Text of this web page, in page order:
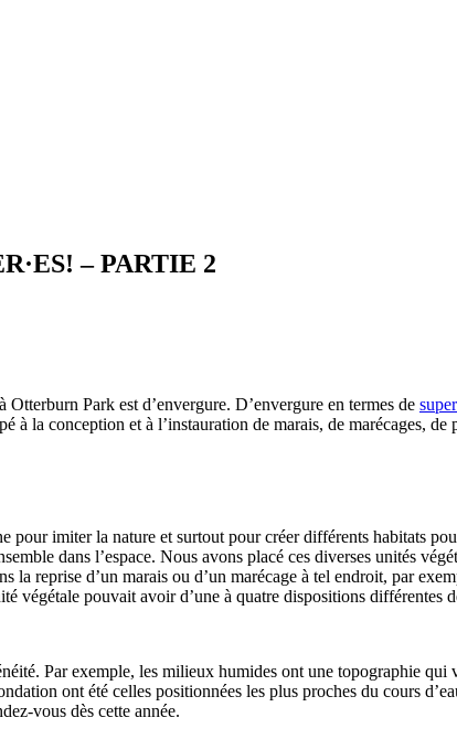
– PARTIE 2
Park est d’envergure. D’envergure en termes de
la conception et à l’instauration de marais, de marécages,
pour imiter la nature et surtout pour créer différents habitats
dans l’espace. Nous avons placé ces diverses unités
la reprise d’un marais ou d’un marécage à tel endroit, par
végétale pouvait avoir d’une à quatre dispositions différentes
Par exemple, les milieux humides ont une topographie
ont été celles positionnées les plus proches du cours
vous dès cette année.